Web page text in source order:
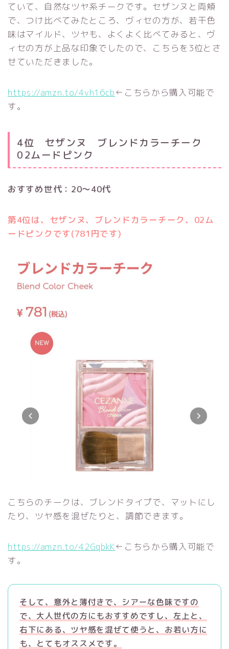
ていて、自然なツヤ系チークです。セザンヌと両頬
で、つけ比べてみたところ、ヴィセの方が、若干色
味はマイルド、ツヤも、よくよく比べてみると、ヴ
ィセの方が上品な印象でしたので、こちらを3位とさ
せていただきました。
https://amzn.to/4vh16cb←こちらから購入可能で
す。
4位 セザンヌ ブレンドカラーチーク
02ムードピンク
おすすめ世代：20〜40代
第4位は、セザンヌ、ブレンドカラーチーク、02ム
ードピンクです(781円です)
こちらのチークは、ブレンドタイプで、マットにし
たり、ツヤ感を混ぜたりと、調節できます。
https://amzn.to/42GqbkK←こちらから購入可能で
す。
そして、意外と薄付きで、シアーな色味ですの
で、大人世代の方にもおすすめですし、左上と、
右下にある、ツヤ感を混ぜて使うと、お若い方に
も、とてもオススメです。